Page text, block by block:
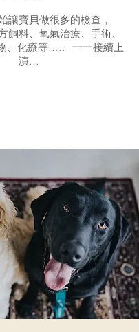
讓寶貝做很多的檢查，
飼料、氧氣治療、手術、
、化療等...... 一一接續上
演...